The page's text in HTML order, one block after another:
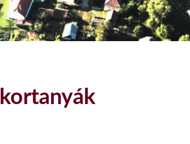
szilvalekvár